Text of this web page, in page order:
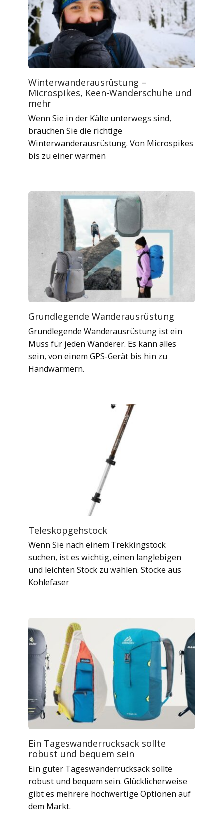
Winterwanderausrüstung –
Microspikes, Keen-Wanderschuhe und
mehr
Wenn Sie in der Kälte unterwegs sind,
brauchen Sie die richtige
Winterwanderausrüstung. Von Microspikes
bis zu einer warmen
Grundlegende Wanderausrüstung
Grundlegende Wanderausrüstung ist ein
Muss für jeden Wanderer. Es kann alles
sein, von einem GPS-Gerät bis hin zu
Handwärmern.
Teleskopgehstock
Wenn Sie nach einem Trekkingstock
suchen, ist es wichtig, einen langlebigen
und leichten Stock zu wählen. Stöcke aus
Kohlefaser
Ein Tageswanderrucksack sollte
robust und bequem sein
Ein guter Tageswanderrucksack sollte
robust und bequem sein. Glücklicherweise
gibt es mehrere hochwertige Optionen auf
dem Markt.